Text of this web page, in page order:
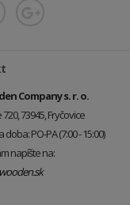
Company s. r. o.
73945, Fryčovice
doba: PO-PA (7:00 - 15:00)
napíšte na: